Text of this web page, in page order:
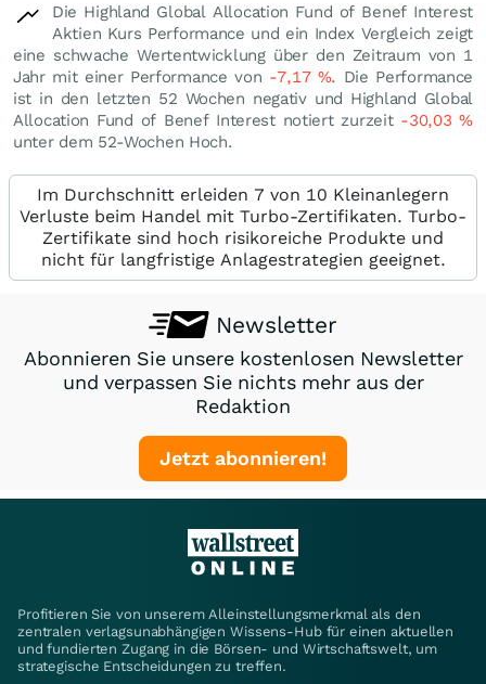
Die Highland Global Allocation Fund of Benef Interest
Aktien Kurs Performance und ein Index Vergleich zeigt
eine schwache Wertentwicklung über den Zeitraum von 1
Jahr mit einer Performance von -7,17 %. Die Performance
ist in den letzten 52 Wochen negativ und Highland Global
Allocation Fund of Benef Interest notiert zurzeit -30,03%
unter dem 52-Wochen Hoch.
Im Durchschnitt erleiden 7 von 10 Kleinanlegern
Verluste beim Handel mit Turbo-Zertifikaten. Turbo-
Zertifikate sind hoch risikoreiche Produkte und
nicht für langfristige Anlagestrategien geeignet.
Newsletter
Abonnieren Sie unsere kostenlosen Newsletter
und verpassen Sie nichts mehr aus der
Redaktion
Jetzt abonnieren!
Profitieren Sie von unserem Alleinstellungsmerkmal als den
zentralen verlagsunabhängigen Wissens-Hub für einen aktuellen
und fundierten Zugang in die Börsen- und Wirtschaftswelt, um
strategische Entscheidungen zu treffen.